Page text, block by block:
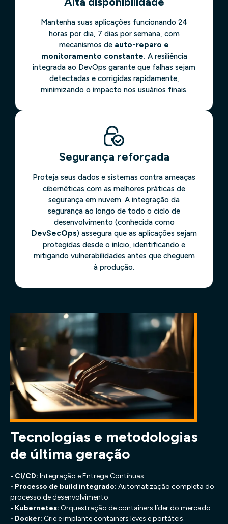
Mantenha suas aplicações funcionando 24
horas por dia, 7 dias por semana, com
mecanismos de auto-reparo e
monitoramento constante. A resiliência
integrada ao DevOps garante que falhas sejam
detectadas e corrigidas rapidamente,
minimizando o impacto nos usuários finais.
Segurança reforçada
Proteja seus dados e sistemas contra ameaças
cibernéticas com as melhores práticas de
segurança em nuvem. A integração da
segurança ao longo de todo o ciclo de
desenvolvimento (conhecida como
DevSecOps) assegura que as aplicações sejam
protegidas desde o início, identificando e
mitigando vulnerabilidades antes que cheguem
à produção.
Tecnologias e metodologias
de última geração
- CI/CD: Integração e Entrega Contínuas.
- Processo de build integrado: Automatização completa do
processo de desenvolvimento.
- Kubernetes: Orquestração de containers líder do mercado.
- Docker: Crie e implante containers leves e portáteis.